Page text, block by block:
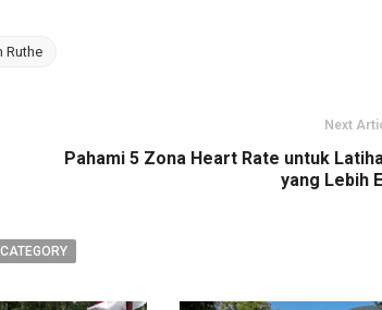
Ruthe
Next
Pahami 5 Zona Heart Rate untuk
yang Lebih